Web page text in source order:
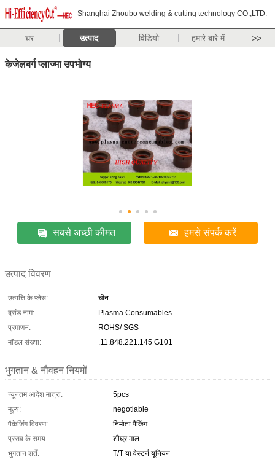
Shanghai Zhoubo welding & cutting technology CO.,LTD.
घर उत्पाद विडियो हमारे बारे में >>
केजेलबर्ग प्लाज्मा उपभोग्य
सबसे अच्छी कीमत हमसे संपर्क करें
उत्पाद विवरण
उत्पत्ति के प्लेस:
चीन
ब्रांड नाम:
Plasma Consumables
प्रमाणन:
ROHS/ SGS
मॉडल संख्या:
.11.848.221.145 G101
भुगतान & नौवहन नियमों
न्यूनतम आदेश मात्रा:
5pcs
मूल्य:
negotiable
पैकेजिंग विवरण:
निर्माता पैकिंग
प्रसव के समय:
शीघ्र माल
भुगतान शर्तें:
T/T या वेस्टर्न यूनियन